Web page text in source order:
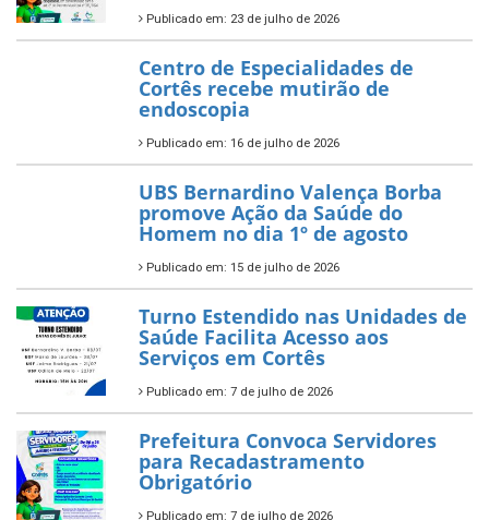
Publicado em: 23 de julho de 2026
Centro de Especialidades de
Cortês recebe mutirão de
endoscopia
Publicado em: 16 de julho de 2026
UBS Bernardino Valença Borba
promove Ação da Saúde do
Homem no dia 1º de agosto
Publicado em: 15 de julho de 2026
Turno Estendido nas Unidades de
Saúde Facilita Acesso aos
Serviços em Cortês
Publicado em: 7 de julho de 2026
Prefeitura Convoca Servidores
para Recadastramento
Obrigatório
Publicado em: 7 de julho de 2026